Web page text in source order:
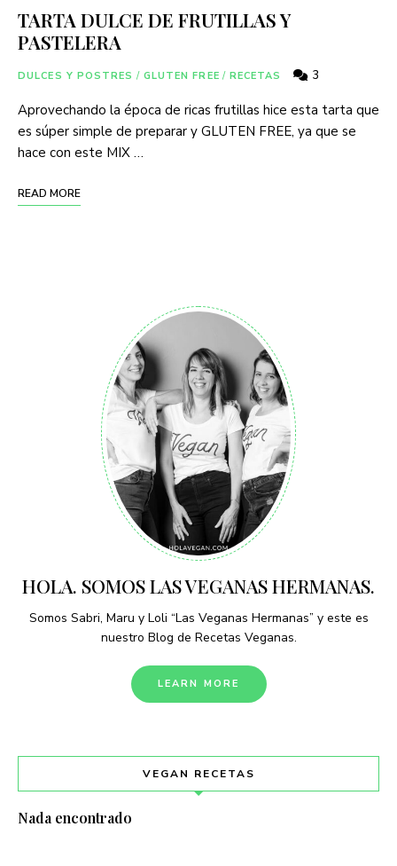
TARTA DULCE DE FRUTILLAS Y
PASTELERA
DULCES Y POSTRES / GLUTEN FREE / RECETAS 3
Aprovechando la época de ricas frutillas hice esta tarta que
es súper simple de preparar y GLUTEN FREE, ya que se
hace con este MIX …
READ MORE
HOLA. SOMOS LAS VEGANAS HERMANAS.
Somos Sabri, Maru y Loli “Las Veganas Hermanas” y este es
nuestro Blog de Recetas Veganas.
LEARN MORE
VEGAN RECETAS
Nada encontrado